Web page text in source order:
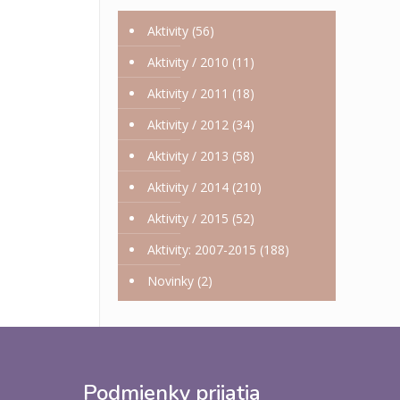
Aktivity(56)
Aktivity / 2010 (11)
Aktivity / 2011 (18)
Aktivity / 2012(34)
Aktivity / 2013 (58)
Aktivity / 2014(210)
Aktivity / 2015 (52)
Aktivity: 2007-2015 (188)
Novinky(2)
Podmienky prijatia